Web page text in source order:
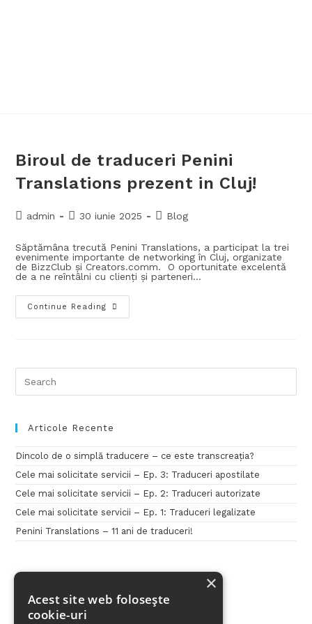
Biroul de traduceri Penini
Translations prezent in Cluj!
admin 30 iunie 2025 Blog
Săptămâna trecută Penini Translations, a participat la trei
evenimente importante de networking în Cluj, organizate
de BizzClub și Creators.comm. O oportunitate excelentă
de a ne reîntâlni cu clienți și parteneri…
Continue Reading
Articole Recente
Dincolo de o simplă traducere – ce este transcreația?
Cele mai solicitate servicii – Ep. 3: Traduceri apostilate
Cele mai solicitate servicii – Ep. 2: Traduceri autorizate
Cele mai solicitate servicii – Ep. 1: Traduceri legalizate
Penini Translations – 11 ani de traduceri!
×
Acest site web folosește
cookie-uri